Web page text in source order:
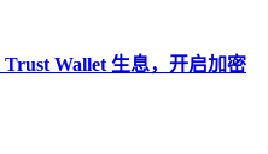
Wallet 生息，开启加密